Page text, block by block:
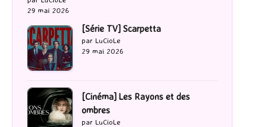
29 mai 2026
[Série TV] Scarpetta
par LuCioLe
29 mai 2026
[Cinéma] Les Rayons et des
ombres
par LuCioLe